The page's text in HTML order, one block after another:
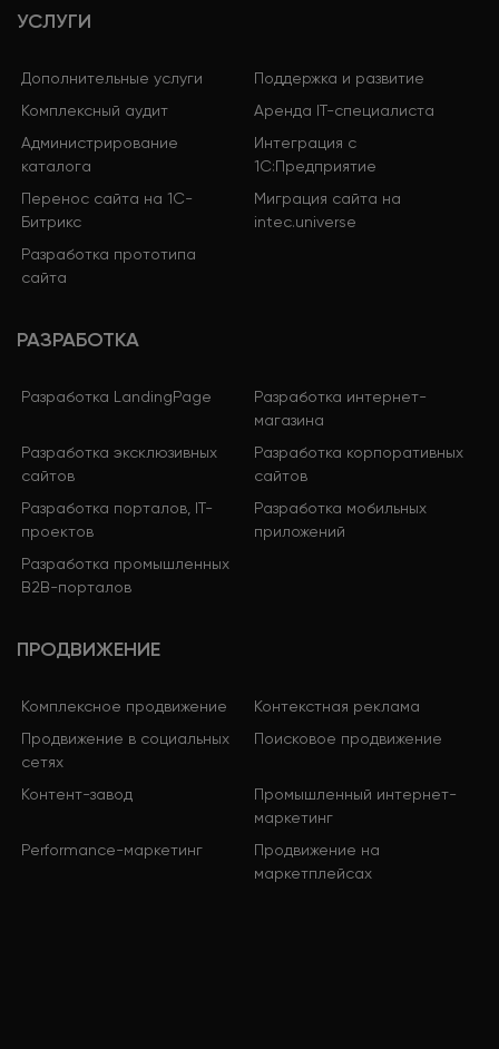
УСЛУГИ
Дополнительные услуги
Поддержка и развитие
Комплексный аудит
Аренда IT-специалиста
Администрирование
каталога
Интеграция с
1С:Предприятие
Перенос сайта на 1С-
Битрикс
Миграция сайта на
intec.universe
Разработка прототипа
сайта
РАЗРАБОТКА
Разработка LandingPage
Разработка интернет-
магазина
Разработка эксклюзивных
сайтов
Разработка корпоративных
сайтов
Разработка порталов, IT-
проектов
Разработка мобильных
приложений
Разработка промышленных
B2B-порталов
ПРОДВИЖЕНИЕ
Комплексное продвижение
Контекстная реклама
Продвижение в социальных
сетях
Поисковое продвижение
Контент-завод
Промышленный интернет-
маркетинг
Performance-маркетинг
Продвижение на
маркетплейсах